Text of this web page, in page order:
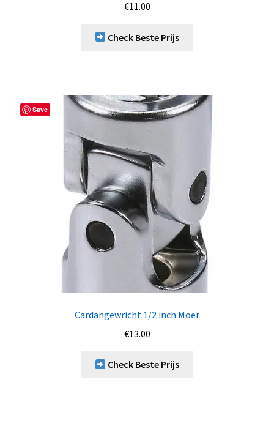
€11.00
Check Beste Prijs
Save
Cardangewricht 1/2 inch Moer
€13.00
Check Beste Prijs